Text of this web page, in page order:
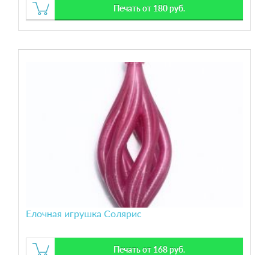
Печать от 180 руб.
Елочная игрушка Солярис
Печать от 168 руб.